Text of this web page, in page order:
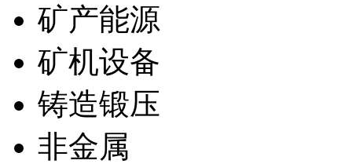
矿产能源
矿机设备
铸造锻压
非金属